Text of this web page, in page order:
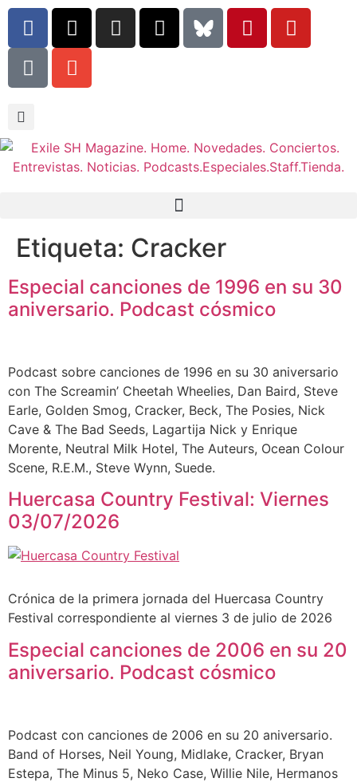
Etiqueta: Cracker
Especial canciones de 1996 en su 30
aniversario. Podcast cósmico
Podcast sobre canciones de 1996 en su 30 aniversario
con The Screamin’ Cheetah Wheelies, Dan Baird, Steve
Earle, Golden Smog, Cracker, Beck, The Posies, Nick
Cave & The Bad Seeds, Lagartija Nick y Enrique
Morente, Neutral Milk Hotel, The Auteurs, Ocean Colour
Scene, R.E.M., Steve Wynn, Suede.
Huercasa Country Festival: Viernes
03/07/2026
Crónica de la primera jornada del Huercasa Country
Festival correspondiente al viernes 3 de julio de 2026
Especial canciones de 2006 en su 20
aniversario. Podcast cósmico
Podcast con canciones de 2006 en su 20 aniversario.
Band of Horses, Neil Young, Midlake, Cracker, Bryan
Estepa, The Minus 5, Neko Case, Willie Nile, Hermanos